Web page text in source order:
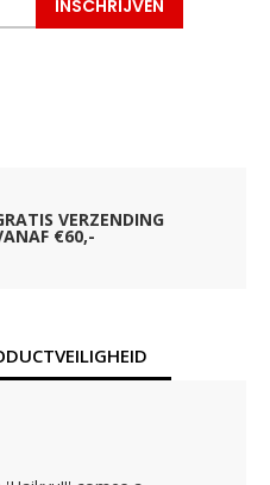
INSCHRIJVEN
VERZENDING
€60,-